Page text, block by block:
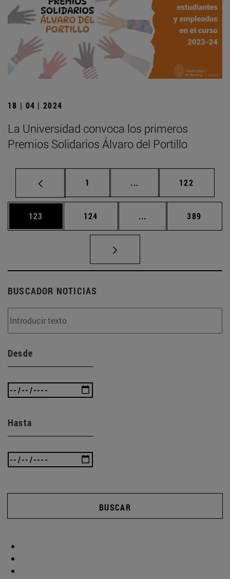
18 | 04 | 2024
La Universidad convoca los primeros
Premios Solidarios Álvaro del Portillo
Página
1 ... Páginas intermedias
Página
122
Página
123 Página
124 ... Páginas intermedias
Página
389
BUSCADOR NOTICIAS
Desde
Hasta
BUSCAR